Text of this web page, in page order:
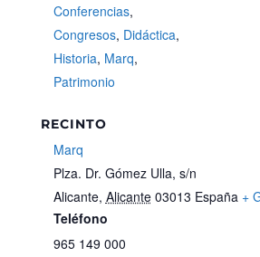
Conferencias,
Congresos, Didáctica,
Historia, Marq,
Patrimonio
RECINTO
Marq
Plza. Dr. Gómez Ulla, s/n
Alicante, Alicante 03013 España +
Teléfono
965 149 000